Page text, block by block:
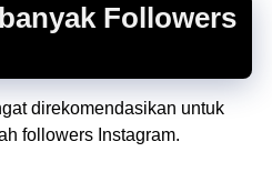
Followers
direkomendasikan untuk
followers Instagram.